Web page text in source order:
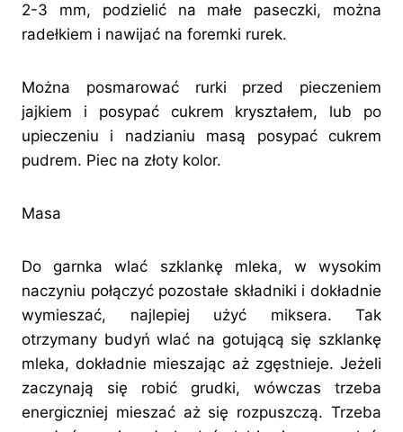
2-3 mm, podzielić na małe paseczki, można
radełkiem i nawijać na foremki rurek.
Można posmarować rurki przed pieczeniem
jajkiem i posypać cukrem kryształem, lub po
upieczeniu i nadzianiu masą posypać cukrem
pudrem. Piec na złoty kolor.
Masa
Do garnka wlać szklankę mleka, w wysokim
naczyniu połączyć pozostałe składniki i dokładnie
wymieszać, najlepiej użyć miksera. Tak
otrzymany budyń wlać na gotującą się szklankę
mleka, dokładnie mieszając aż zgęstnieje. Jeżeli
zaczynają się robić grudki, wówczas trzeba
energiczniej mieszać aż się rozpuszczą. Trzeba